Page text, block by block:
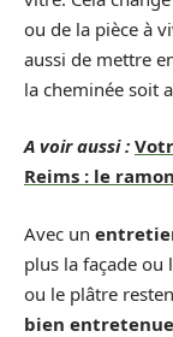
ou de la pièce à
aussi de mettre
la cheminée soit
A voir aussi :
Reims : le
Avec un
plus la façade ou
ou le plâtre
bien entretenue